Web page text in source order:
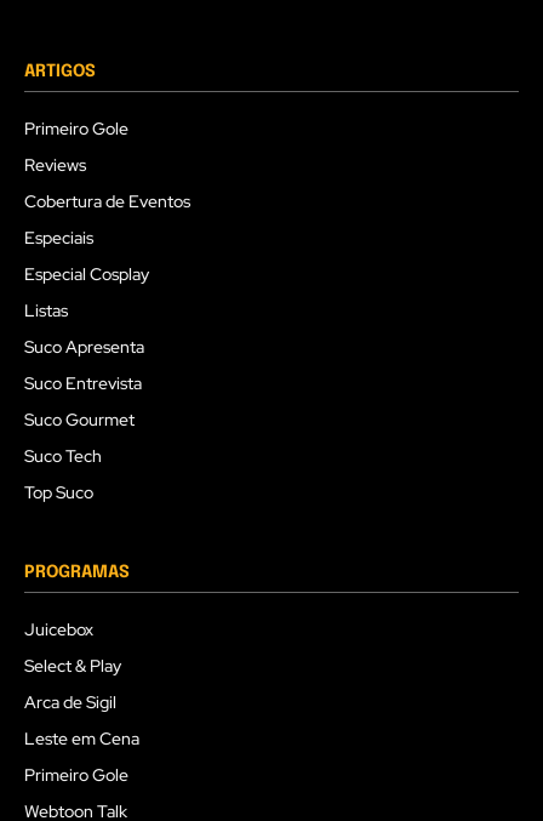
ARTIGOS
Primeiro Gole
Reviews
Cobertura de Eventos
Especiais
Especial Cosplay
Listas
Suco Apresenta
Suco Entrevista
Suco Gourmet
Suco Tech
Top Suco
PROGRAMAS
Juicebox
Select & Play
Arca de Sigil
Leste em Cena
Primeiro Gole
Webtoon Talk